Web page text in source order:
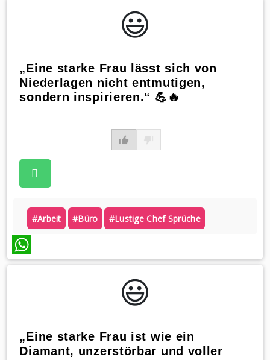
😃️
„Eine starke Frau lässt sich von
Niederlagen nicht entmutigen,
sondern inspirieren.“ 💪🔥
#arbeit #büro #lustige Chef Sprüche
WhatsApp
😃️
„Eine starke Frau ist wie ein
Diamant, unzerstörbar und voller